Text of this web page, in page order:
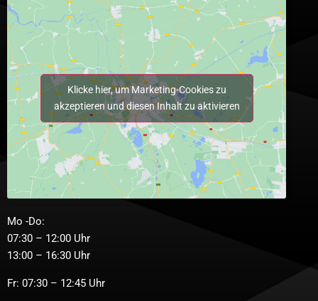
Klicke hier, um Marketing-Cookies zu
akzeptieren und diesen Inhalt zu aktivieren
Mo -Do:
07:30 – 12:00 Uhr
13:00 – 16:30 Uhr
Fr: 07:30 – 12:45 Uhr